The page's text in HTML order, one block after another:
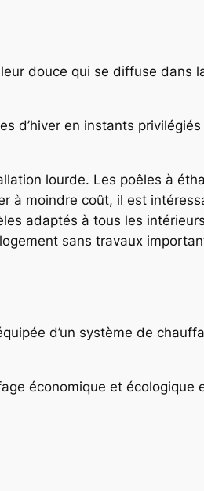
douce qui se diffuse dans
d’hiver en instants
lourde. Les poêles à
à moindre coût, il est
adaptés à tous les
sans travaux
d’un système de
économique et écologique